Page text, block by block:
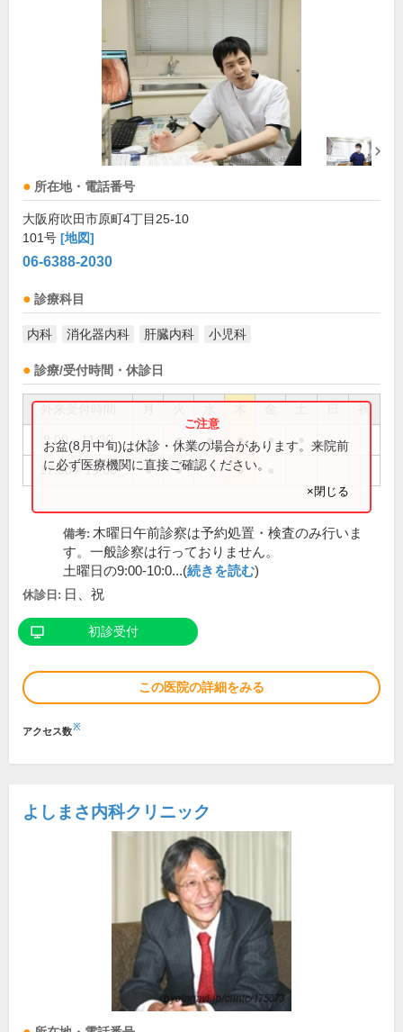
所在地・電話番号
大阪府吹田市原町4丁目25-10
101号 [地図]
06-6388-2030
診療科目
内科 消化器内科 肝臓内科 小児科
診療/受付時間・休診日
祝
9:00～11:30 ● ● ● ● ●
17:00～19:00 ● ● ●
お盆(8月中旬)は休診・休業の場合があります。来院前
に必ず医療機関に直接ご確認ください。
×閉じる
備考: 木曜日午前診察は予約処置・検査のみ行いま
す。一般診察は行っておりません。
土曜日の9:00-10:0...(続きを読む)
休診日: 日、祝
初診受付
この医院の詳細をみる
アクセス数※
よしまさ内科クリニック